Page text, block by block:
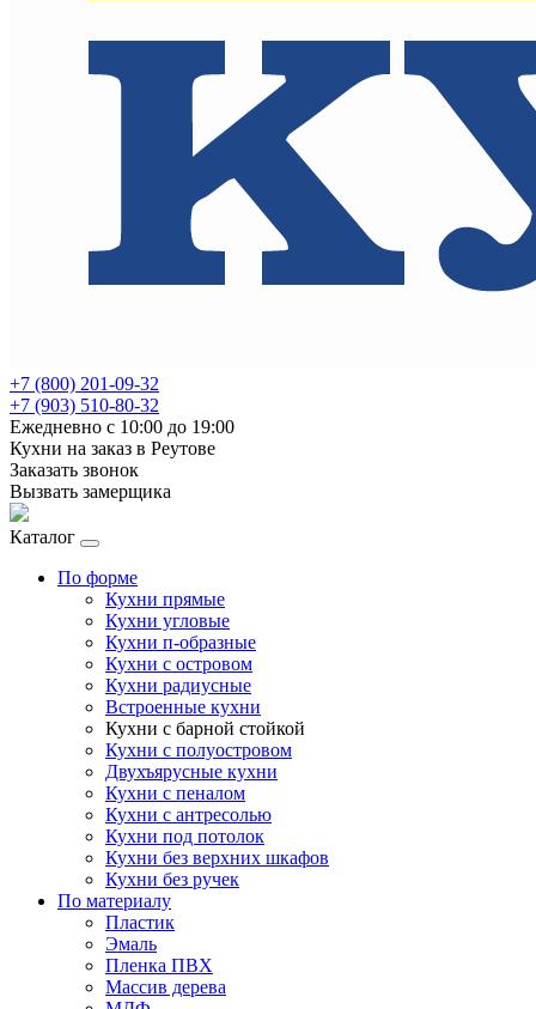
+7 (800) 201-09-32
+7 (903) 510-80-32
Ежедневно с 10:00 до 19:00
Кухни на заказ в Реутове
Заказать звонок
Вызвать замерщика
Каталог
По форме
Кухни прямые
Кухни угловые
Кухни п-образные
Кухни с островом
Кухни радиусные
Встроенные кухни
Кухни с барной стойкой
Кухни с полуостровом
Двухъярусные кухни
Кухни с пеналом
Кухни с антресолью
Кухни под потолок
Кухни без верхних шкафов
Кухни без ручек
По материалу
Пластик
Эмаль
Пленка ПВХ
Массив дерева